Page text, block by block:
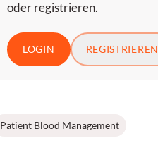
oder registrieren.
LOGIN REGISTRIEREN
Patient Blood Management